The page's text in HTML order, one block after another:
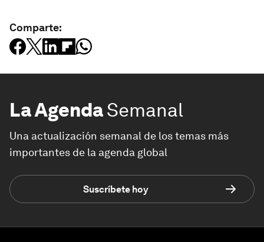
Comparte:
La AgendaSemanal
Una actualización semanal de los temas más
importantes de la agenda global
Suscríbete hoy